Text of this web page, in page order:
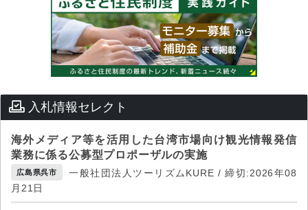
入札情報セレクト
海外メディア等を活用した台湾市場向け観光情報発信
業務に係る公募型プロポーザルの実施
広島県呉市
一般社団法人ツーリズムKURE / 締切:2026年08
月21日